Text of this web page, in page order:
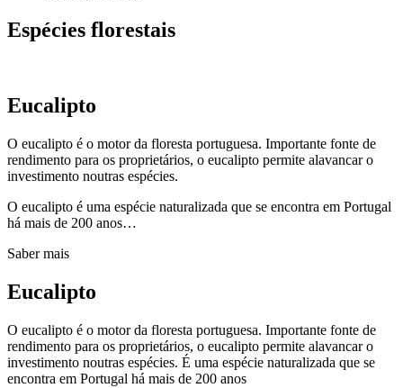
Espécies florestais
Eucalipto
O eucalipto é o motor da floresta portuguesa. Importante fonte de
rendimento para os proprietários, o eucalipto permite alavancar o
investimento noutras espécies.
O eucalipto é uma espécie naturalizada que se encontra em Portugal
há mais de 200 anos…
Saber mais
Eucalipto
O eucalipto é o motor da floresta portuguesa. Importante fonte de
rendimento para os proprietários, o eucalipto permite alavancar o
investimento noutras espécies. É uma espécie naturalizada que se
encontra em Portugal há mais de 200 anos